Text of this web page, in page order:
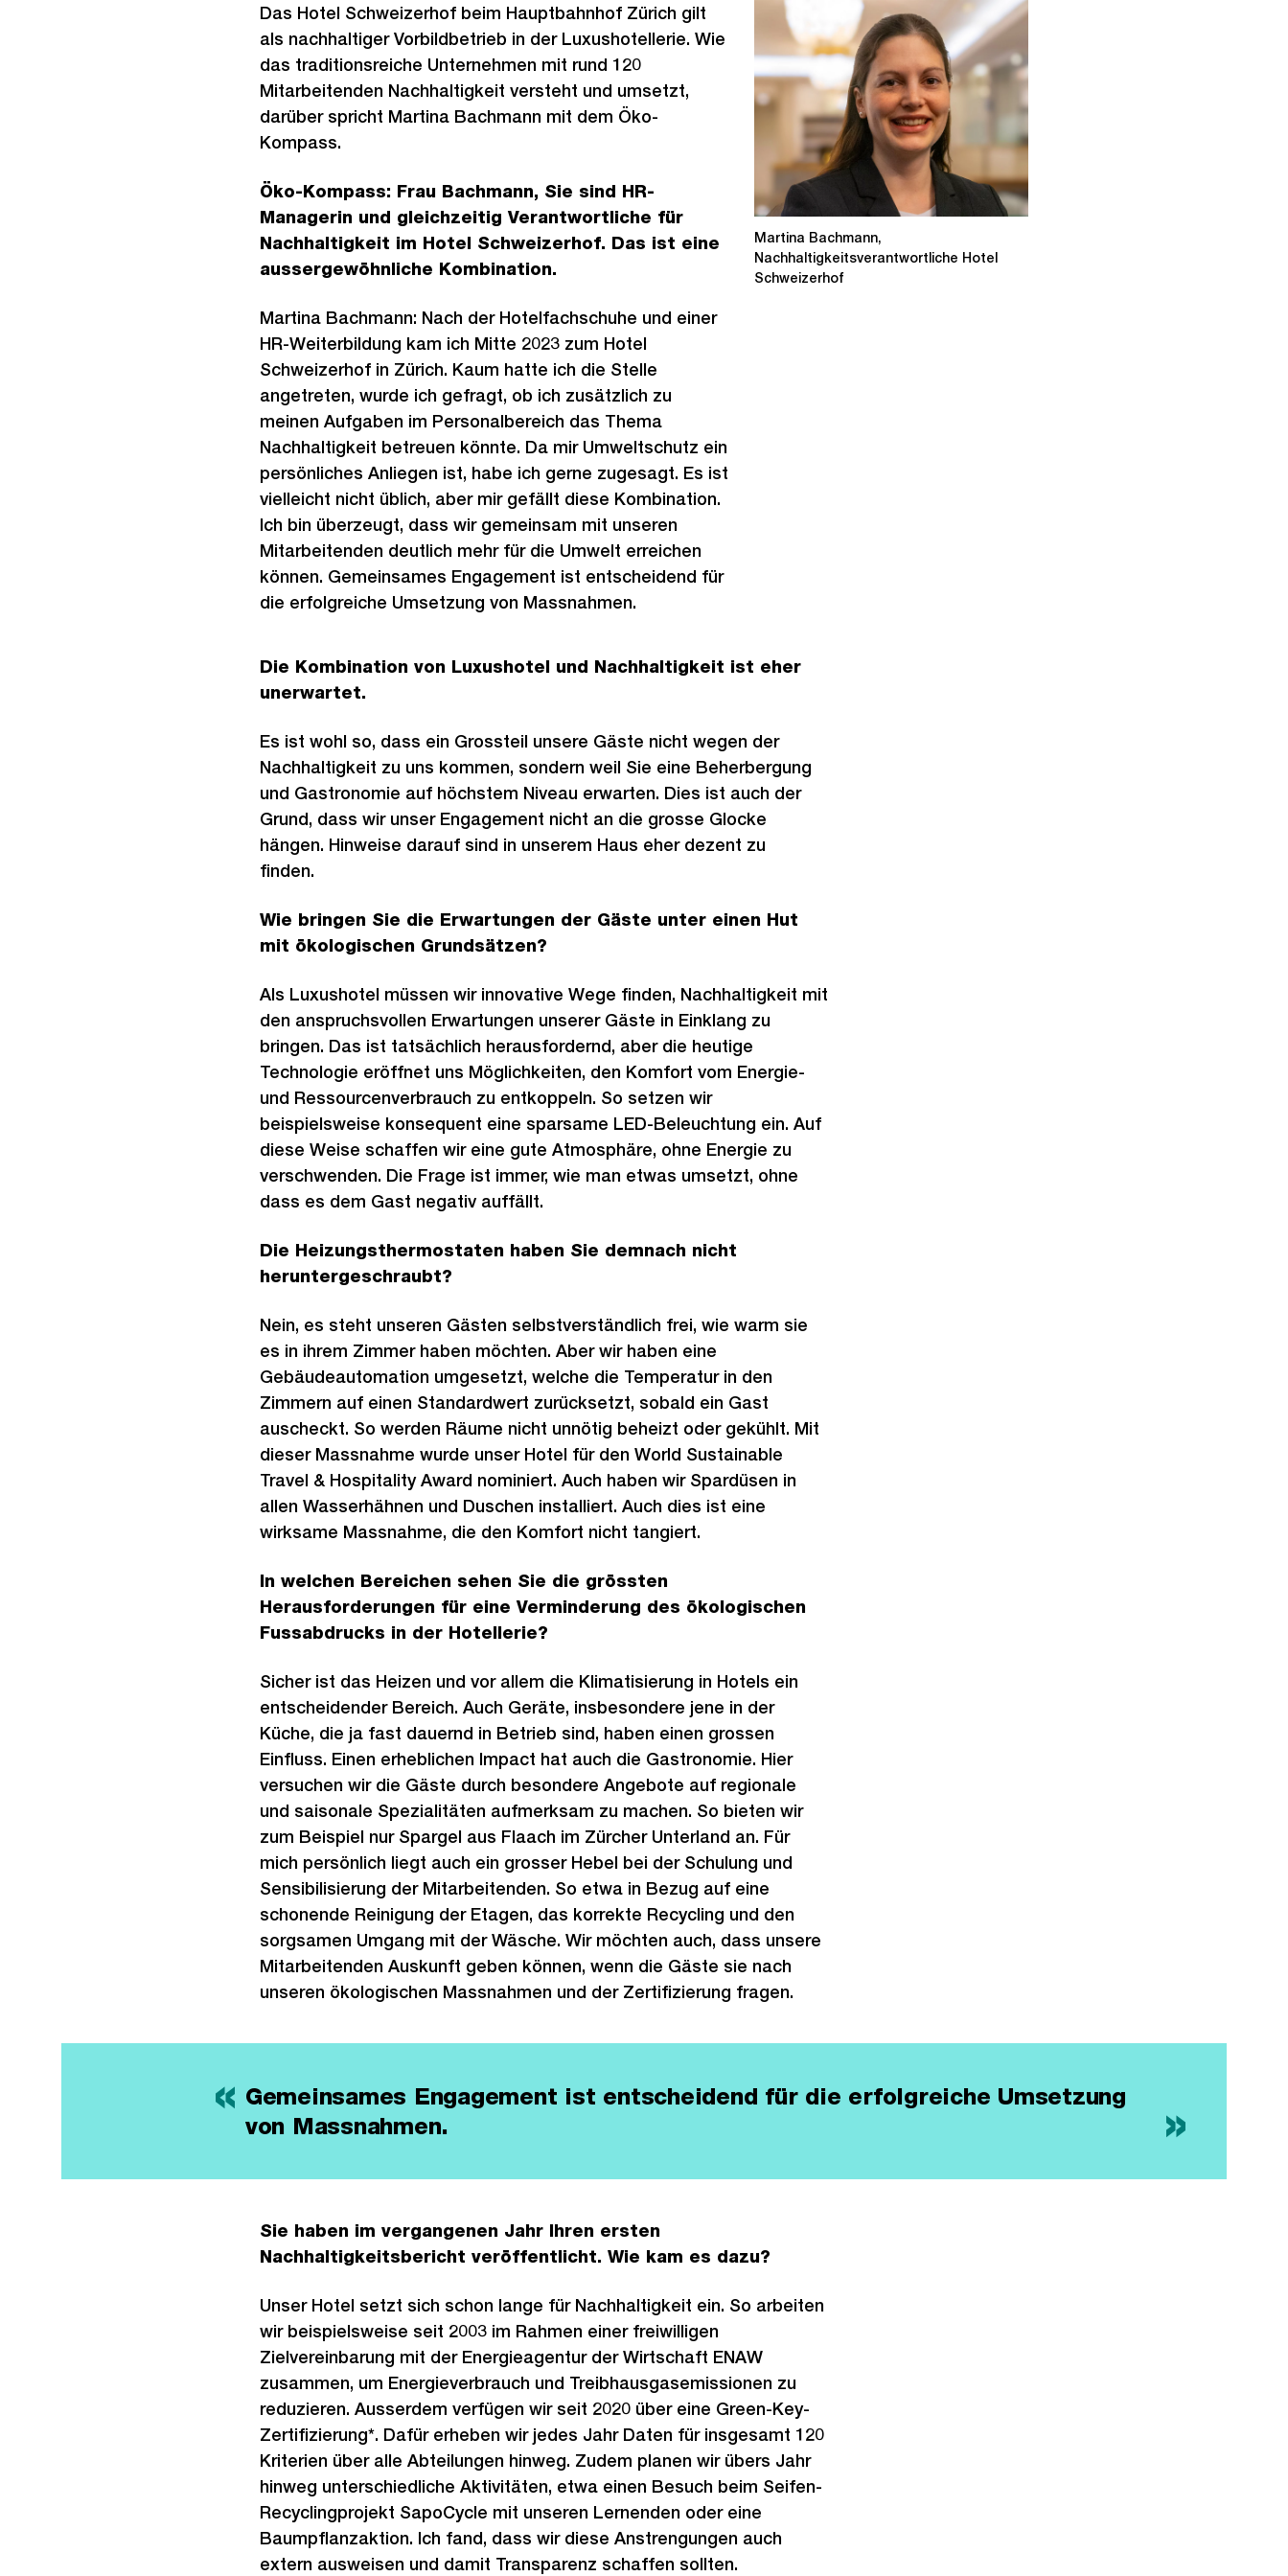
Das Hotel Schweizerhof beim Hauptbahnhof Zürich gilt
als nachhaltiger Vorbildbetrieb in der Luxushotellerie. Wie
das traditionsreiche Unternehmen mit rund 120
Mitarbeitenden Nachhaltigkeit versteht und umsetzt,
darüber spricht Martina Bachmann mit dem Öko-
Kompass.
Öko-Kompass: Frau Bachmann, Sie sind HR-
Managerin und gleichzeitig Verantwortliche für
Nachhaltigkeit im Hotel Schweizerhof. Das ist eine
aussergewöhnliche Kombination.
Martina Bachmann: Nach der Hotelfachschuhe und einer
HR-Weiterbildung kam ich Mitte 2023 zum Hotel
Schweizerhof in Zürich. Kaum hatte ich die Stelle
angetreten, wurde ich gefragt, ob ich zusätzlich zu
meinen Aufgaben im Personalbereich das Thema
Nachhaltigkeit betreuen könnte. Da mir Umweltschutz ein
persönliches Anliegen ist, habe ich gerne zugesagt. Es ist
vielleicht nicht üblich, aber mir gefällt diese Kombination.
Ich bin überzeugt, dass wir gemeinsam mit unseren
Mitarbeitenden deutlich mehr für die Umwelt erreichen
können. Gemeinsames Engagement ist entscheidend für
die erfolgreiche Umsetzung von Massnahmen.
Martina Bachmann,
Nachhaltigkeitsverantwortliche Hotel
Schweizerhof
Die Kombination von Luxushotel und Nachhaltigkeit ist eher
unerwartet.
Es ist wohl so, dass ein Grossteil unsere Gäste nicht wegen der
Nachhaltigkeit zu uns kommen, sondern weil Sie eine Beherbergung
und Gastronomie auf höchstem Niveau erwarten. Dies ist auch der
Grund, dass wir unser Engagement nicht an die grosse Glocke
hängen. Hinweise darauf sind in unserem Haus eher dezent zu
finden.
Wie bringen Sie die Erwartungen der Gäste unter einen Hut
mit ökologischen Grundsätzen?
Als Luxushotel müssen wir innovative Wege finden, Nachhaltigkeit mit
den anspruchsvollen Erwartungen unserer Gäste in Einklang zu
bringen. Das ist tatsächlich herausfordernd, aber die heutige
Technologie eröffnet uns Möglichkeiten, den Komfort vom Energie-
und Ressourcenverbrauch zu entkoppeln. So setzen wir
beispielsweise konsequent eine sparsame LED-Beleuchtung ein. Auf
diese Weise schaffen wir eine gute Atmosphäre, ohne Energie zu
verschwenden. Die Frage ist immer, wie man etwas umsetzt, ohne
dass es dem Gast negativ auffällt.
Die Heizungsthermostaten haben Sie demnach nicht
heruntergeschraubt?
Nein, es steht unseren Gästen selbstverständlich frei, wie warm sie
es in ihrem Zimmer haben möchten. Aber wir haben eine
Gebäudeautomation umgesetzt, welche die Temperatur in den
Zimmern auf einen Standardwert zurücksetzt, sobald ein Gast
auscheckt. So werden Räume nicht unnötig beheizt oder gekühlt. Mit
dieser Massnahme wurde unser Hotel für den World Sustainable
Travel & Hospitality Award nominiert. Auch haben wir Spardüsen in
allen Wasserhähnen und Duschen installiert. Auch dies ist eine
wirksame Massnahme, die den Komfort nicht tangiert.
In welchen Bereichen sehen Sie die grössten
Herausforderungen für eine Verminderung des ökologischen
Fussabdrucks in der Hotellerie?
Sicher ist das Heizen und vor allem die Klimatisierung in Hotels ein
entscheidender Bereich. Auch Geräte, insbesondere jene in der
Küche, die ja fast dauernd in Betrieb sind, haben einen grossen
Einfluss. Einen erheblichen Impact hat auch die Gastronomie. Hier
versuchen wir die Gäste durch besondere Angebote auf regionale
und saisonale Spezialitäten aufmerksam zu machen. So bieten wir
zum Beispiel nur Spargel aus Flaach im Zürcher Unterland an. Für
mich persönlich liegt auch ein grosser Hebel bei der Schulung und
Sensibilisierung der Mitarbeitenden. So etwa in Bezug auf eine
schonende Reinigung der Etagen, das korrekte Recycling und den
sorgsamen Umgang mit der Wäsche. Wir möchten auch, dass unsere
Mitarbeitenden Auskunft geben können, wenn die Gäste sie nach
unseren ökologischen Massnahmen und der Zertifizierung fragen.
Gemeinsames Engagement ist entscheidend für die erfolgreiche Umsetzung
von Massnahmen.
Sie haben im vergangenen Jahr Ihren ersten
Nachhaltigkeitsbericht veröffentlicht. Wie kam es dazu?
Unser Hotel setzt sich schon lange für Nachhaltigkeit ein. So arbeiten
wir beispielsweise seit 2003 im Rahmen einer freiwilligen
Zielvereinbarung mit der Energieagentur der Wirtschaft ENAW
zusammen, um Energieverbrauch und Treibhausgasemissionen zu
reduzieren. Ausserdem verfügen wir seit 2020 über eine Green-Key-
Zertifizierung*. Dafür erheben wir jedes Jahr Daten für insgesamt 120
Kriterien über alle Abteilungen hinweg. Zudem planen wir übers Jahr
hinweg unterschiedliche Aktivitäten, etwa einen Besuch beim Seifen-
Recyclingprojekt SapoCycle mit unseren Lernenden oder eine
Baumpflanzaktion. Ich fand, dass wir diese Anstrengungen auch
extern ausweisen und damit Transparenz schaffen sollten.